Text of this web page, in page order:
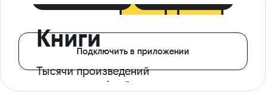
Книги
Тысячи произведений
с доступом офлайн
Подключить в приложении